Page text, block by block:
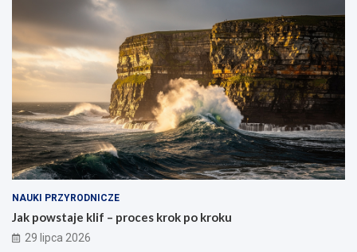
NAUKI PRZYRODNICZE
Jak powstaje klif – proces krok po kroku
29 lipca 2026